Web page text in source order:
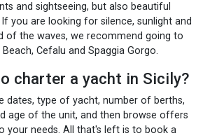
and sightseeing, but also beautiful
If you are looking for silence, sunlight and
of the waves, we recommend going to
Cefalu and Spaggia Gorgo.
charter a yacht in Sicily?
dates, type of yacht, number of berths,
age of the unit, and then browse offers
your needs. All that's left is to book a